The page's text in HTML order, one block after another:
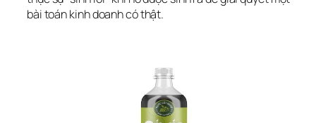
bài toán kinh doanh có thật.